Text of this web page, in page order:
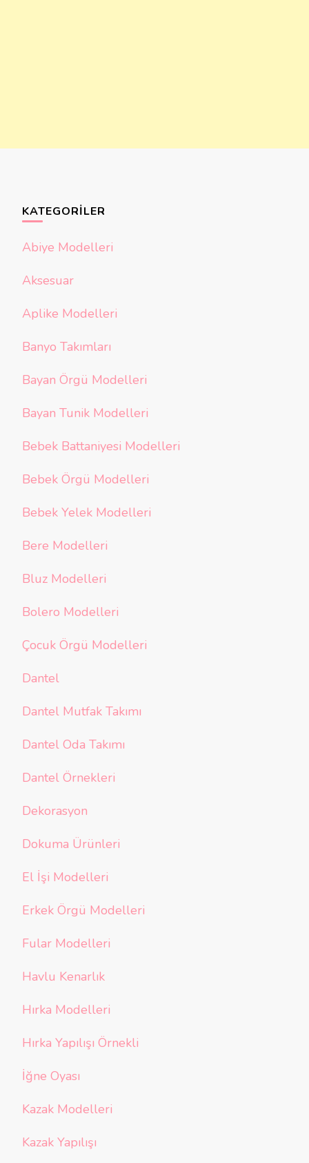
KATEGORILER
Abiye Modelleri
Aksesuar
Aplike Modelleri
Banyo Takımları
Bayan Örgü Modelleri
Bayan Tunik Modelleri
Bebek Battaniyesi Modelleri
Bebek Örgü Modelleri
Bebek Yelek Modelleri
Bere Modelleri
Bluz Modelleri
Bolero Modelleri
Çocuk Örgü Modelleri
Dantel
Dantel Mutfak Takımı
Dantel Oda Takımı
Dantel Örnekleri
Dekorasyon
Dokuma Ürünleri
El İşi Modelleri
Erkek Örgü Modelleri
Fular Modelleri
Havlu Kenarlık
Hırka Modelleri
Hırka Yapılışı Örnekli
İğne Oyası
Kazak Modelleri
Kazak Yapılışı